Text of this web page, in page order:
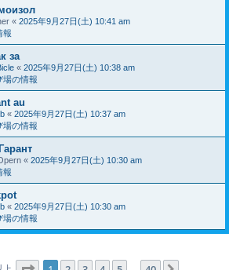
« 2025年9月27日(土) 10:41 am
報
за
« 2025年9月27日(土) 10:38 am
場の情報
au
« 2025年9月27日(土) 10:37 am
場の情報
« 2025年9月27日(土) 10:30 am
報
« 2025年9月27日(土) 10:30 am
場の情報
上